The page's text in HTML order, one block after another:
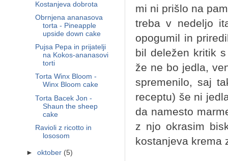
mi ni prišlo na
treba v nedeljo
opogumil in
bil deležen kritik
že ne bo jedla,
spremenilo, saj
receptu) še ni
da namesto
z njo okrasim
kostanjeva
Kostanjeva dobrota
Obrnjena ananasova
torta - Pineapple
upside down cake
Pujsa Pepa in prijatelji
na Kokos-ananasovi
torti
Torta Winx Bloom -
Winx Bloom cake
Torta Bacek Jon -
Shaun the sheep
cake
Ravioli z ricotto in
lososom
►oktober (5)